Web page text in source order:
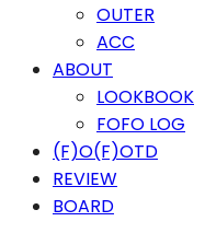
OUTER
ACC
ABOUT
LOOKBOOK
FOFO LOG
(F)O(F)OTD
REVIEW
BOARD